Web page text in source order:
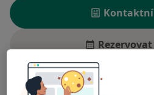
Ceník Adresy